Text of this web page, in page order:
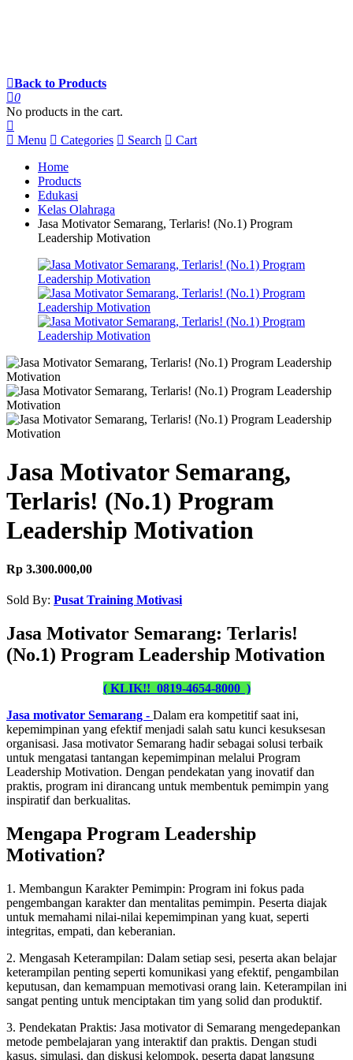
Back to Products
0
No products in the cart.
Menu Categories Search
Cart
Home
Products
Edukasi
Kelas Olahraga
Jasa Motivator Semarang, Terlaris! (No.1) Program
Leadership Motivation
Jasa Motivator Semarang,
Terlaris! (No.1) Program
Leadership Motivation
Rp 3.300.000,00
Sold By: Pusat Training Motivasi
Jasa Motivator Semarang: Terlaris!
(No.1) Program Leadership Motivation
( KLIK!! 0819-4654-8000 )
Jasa motivator Semarang - Dalam era kompetitif saat ini,
kepemimpinan yang efektif menjadi salah satu kunci kesuksesan
organisasi. Jasa motivator Semarang hadir sebagai solusi terbaik
untuk mengatasi tantangan kepemimpinan melalui Program
Leadership Motivation. Dengan pendekatan yang inovatif dan
praktis, program ini dirancang untuk membentuk pemimpin yang
inspiratif dan berkualitas.
Mengapa Program Leadership
Motivation?
1. Membangun Karakter Pemimpin: Program ini fokus pada
pengembangan karakter dan mentalitas pemimpin. Peserta diajak
untuk memahami nilai-nilai kepemimpinan yang kuat, seperti
integritas, empati, dan keberanian.
2. Mengasah Keterampilan: Dalam setiap sesi, peserta akan belajar
keterampilan penting seperti komunikasi yang efektif, pengambilan
keputusan, dan kemampuan memotivasi orang lain. Keterampilan ini
sangat penting untuk menciptakan tim yang solid dan produktif.
3. Pendekatan Praktis: Jasa motivator di Semarang mengedepankan
metode pembelajaran yang interaktif dan praktis. Dengan studi
kasus, simulasi, dan diskusi kelompok, peserta dapat langsung